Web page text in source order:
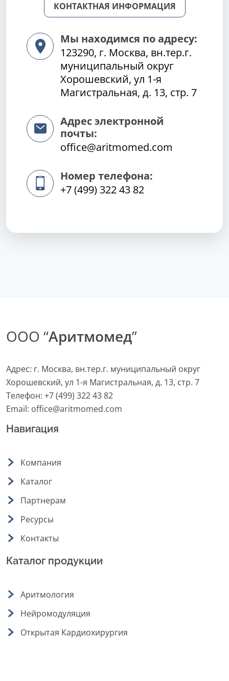
КОНТАКТНАЯ ИНФОРМАЦИЯ
Мы находимся по адресу:
123290, г. Москва, вн.тер.г.
муниципальный округ
Хорошевский, ул 1-я
Магистральная, д. 13, стр. 7
Адрес электронной
почты:
office@aritmomed.com
Номер телефона:
+7 (499) 322 43 82
ООО “Аритмомед”
Адрес: г. Москва, вн.тер.г. муниципальный округ
Хорошевский, ул 1-я Магистральная, д. 13, стр. 7
Телефон: +7 (499) 322 43 82
Email: office@aritmomed.com
Навигация
Компания
Каталог
Партнерам
Ресурсы
Контакты
Каталог продукции
Аритмология
Нейромодуляция
Открытая Кардиохирургия